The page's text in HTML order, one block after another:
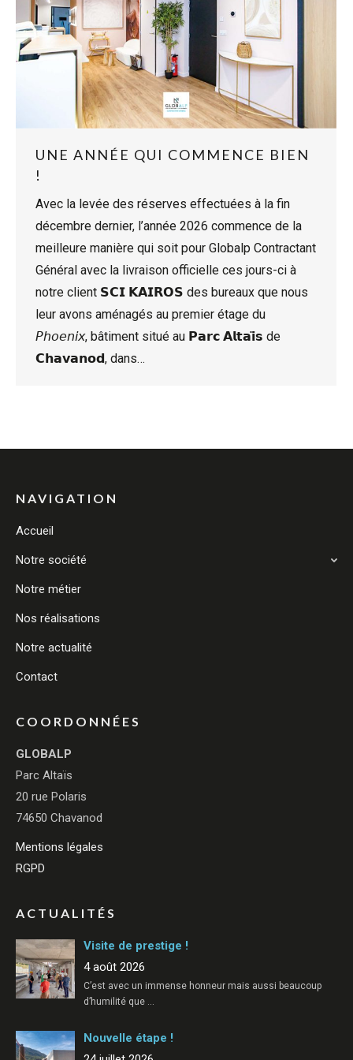
UNE ANNÉE QUI COMMENCE BIEN
!
Avec la levée des réserves effectuées à la fin
décembre dernier, l’année 2026 commence de la
meilleure manière qui soit pour Globalp Contractant
Général avec la livraison officielle ces jours-ci à
notre client 𝗦𝗖𝗜 𝗞𝗔𝗜𝗥𝗢𝗦 des bureaux que nous
leur avons aménagés au premier étage du
𝘗𝘩𝘰𝘦𝘯𝘪𝘹, bâtiment situé au 𝗣𝗮𝗿𝗰 𝗔𝗹𝘁𝗮𝗶̈𝘀 de
𝗖𝗵𝗮𝘃𝗮𝗻𝗼𝗱, dans…
NAVIGATION
Accueil
Notre société
Notre métier
Nos réalisations
Notre actualité
Contact
COORDONNÉES
GLOBALP
Parc Altaïs
20 rue Polaris
74650 Chavanod
Mentions légales
RGPD
ACTUALITÉS
Visite de prestige !
4 août 2026
C’est avec un immense honneur mais aussi beaucoup
d’humilité que …
Nouvelle étape !